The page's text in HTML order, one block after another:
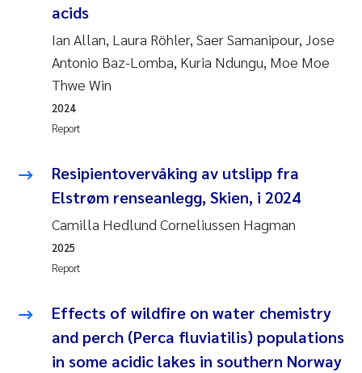
2016
2015
2013
2012
2011
2010
Philip Wallhead
Sara Calabrese
Ole-Kristian Hess-Erga
Paulo Mira Fernandes
Bibiana Gomez Crespo
Kari Austnes
Laura Friedrich
Joanna Lynn Kemp
acids
Ian Allan, Laura Röhler, Saer Samanipour, Jose
Antonio Baz-Lomba, Kuria Ndungu, Moe Moe
Thwe Win
Report
2024
Resipientovervåking av utslipp fra
Elstrøm renseanlegg, Skien, i 2024
Camilla Hedlund Corneliussen Hagman
Report
2025
Effects of wildfire on water chemistry
and perch (Perca fluviatilis) populations
in some acidic lakes in southern Norway